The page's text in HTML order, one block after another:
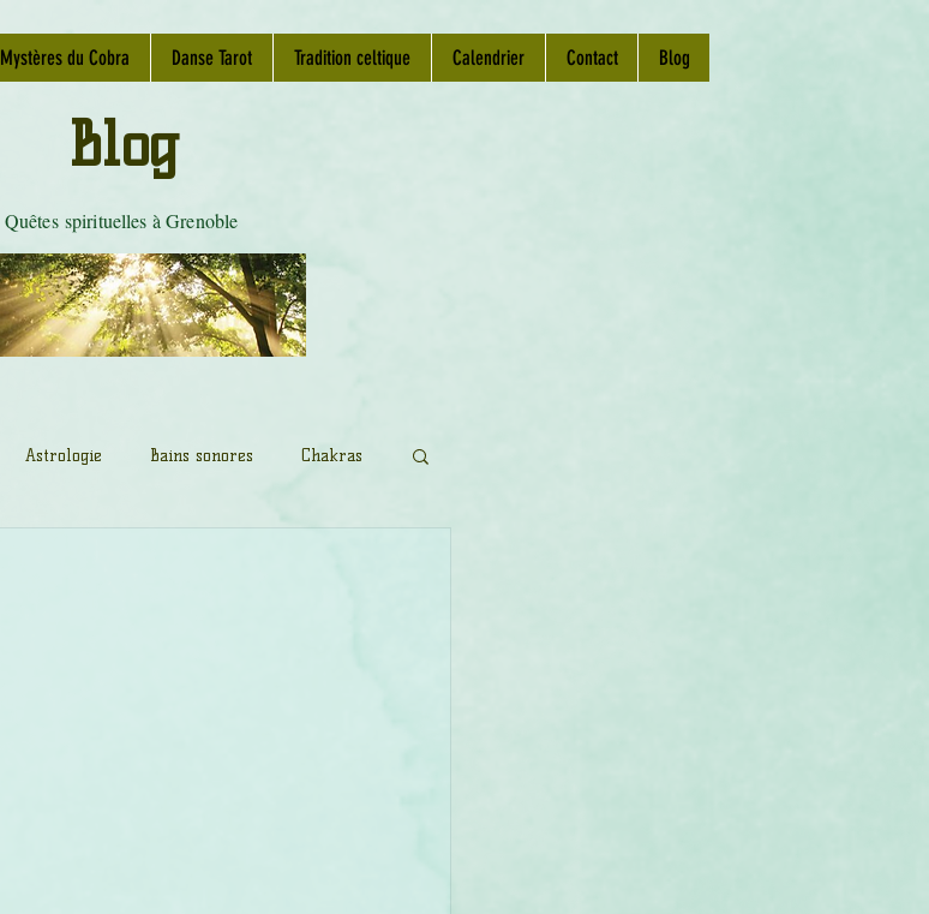
Mystères du Cobra Danse Tarot Tradition celtique Calendrier Contact Blog
Quêtes spirituelles à Grenoble
Blog
Astrologie Bains sonores Chakras